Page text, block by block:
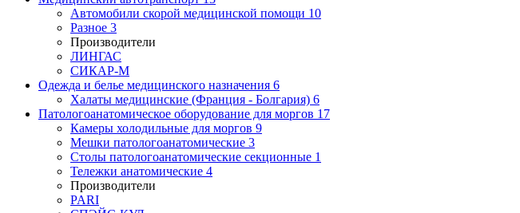
Автомобили скорой медицинской помощи 10
Разное 3
Производители
ЛИНГАС
СИКАР-М
Одежда и белье медицинского назначения 6
Халаты медицинские (Франция - Болгария) 6
Патологоанатомическое оборудование для моргов 17
Камеры холодильные для моргов 9
Мешки патологоанатомические 3
Столы патологоанатомические секционные 1
Тележки анатомические 4
Производители
PARI